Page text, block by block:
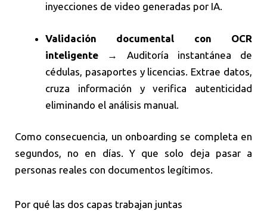
inyecciones de video generadas por IA.
Validación documental con OCR
inteligente → Auditoría instantánea de
cédulas, pasaportes y licencias. Extrae datos,
cruza información y verifica autenticidad
eliminando el análisis manual.
Como consecuencia, un onboarding se completa en
segundos, no en días. Y que solo deja pasar a
personas reales con documentos legítimos.
Por qué las dos capas trabajan juntas